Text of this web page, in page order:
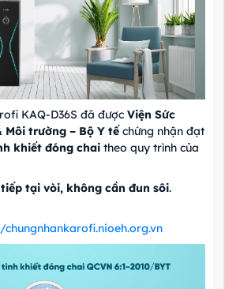
KAQ-D36S đã được Viện Sức
Môi trường – Bộ Y tế chứng nhận đạt
khiết đóng chai theo quy trình của
tại vòi, không cần đun sôi.